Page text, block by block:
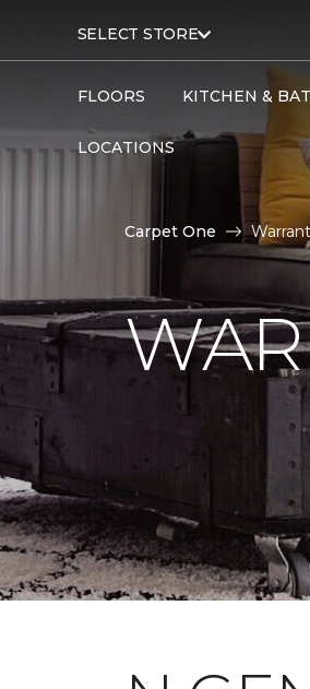
SELECT STORE
FLOORS KITCHEN &
LOCATIONS
Carpet One